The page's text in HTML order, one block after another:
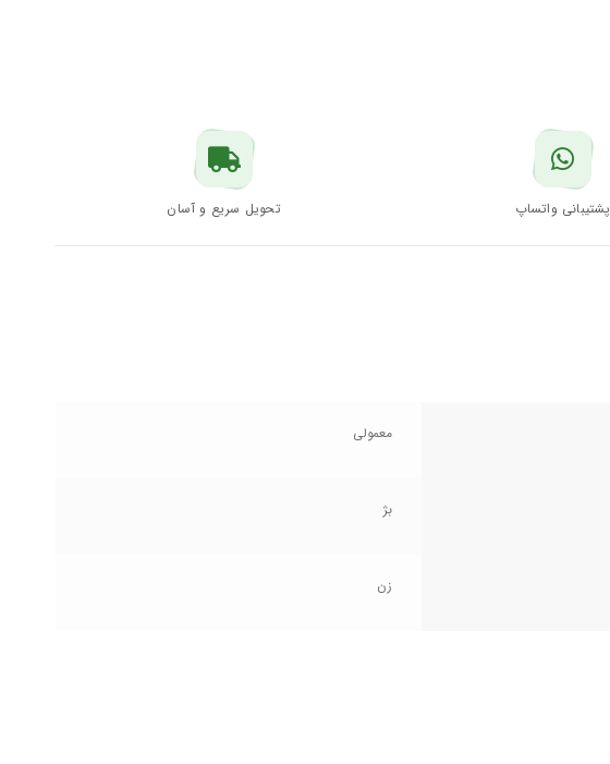
پشتیبانی واتساپ تحویل سریع و آسان
معمولی
بژ
زن